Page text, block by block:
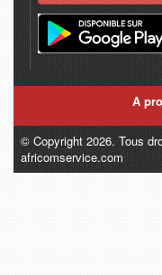
A
© Copyright 2026. Tous
africomservice.com